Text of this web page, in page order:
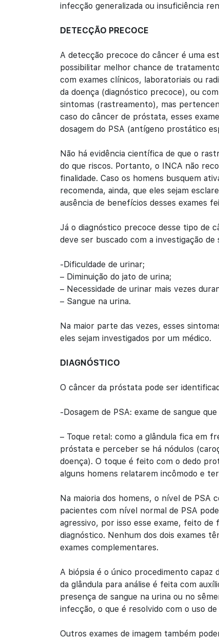
infecção generalizada ou insuficiência
DETECÇÃO PRECOCE
A detecção precoce do câncer é uma
possibilitar melhor chance de
com exames clínicos, laboratoriais ou
da doença (diagnóstico precoce), ou
sintomas (rastreamento), mas
caso do câncer de próstata, esses
dosagem do PSA (antígeno prostático
Não há evidência científica de que o
do que riscos. Portanto, o INCA não
finalidade. Caso os homens busquem
recomenda, ainda, que eles sejam
ausência de benefícios desses exames
Já o diagnóstico precoce desse tipo de
deve ser buscado com a investigação de
-Dificuldade de urinar;
– Diminuição do jato de urina;
– Necessidade de urinar mais vezes
– Sangue na urina.
Na maior parte das vezes, esses
eles sejam investigados por um médico.
DIAGNÓSTICO
O câncer da próstata pode ser
-Dosagem de PSA: exame de sangue
– Toque retal: como a glândula fica em
próstata e perceber se há nódulos
doença). O toque é feito com o dedo
alguns homens relatarem incômodo e
Na maioria dos homens, o nível de PSA
pacientes com nível normal de PSA
agressivo, por isso esse exame, feito de
diagnóstico. Nenhum dos dois exames
exames complementares.
A biópsia é o único procedimento
da glândula para análise é feita com
presença de sangue na urina ou no
infecção, o que é resolvido com o uso
Outros exames de imagem também